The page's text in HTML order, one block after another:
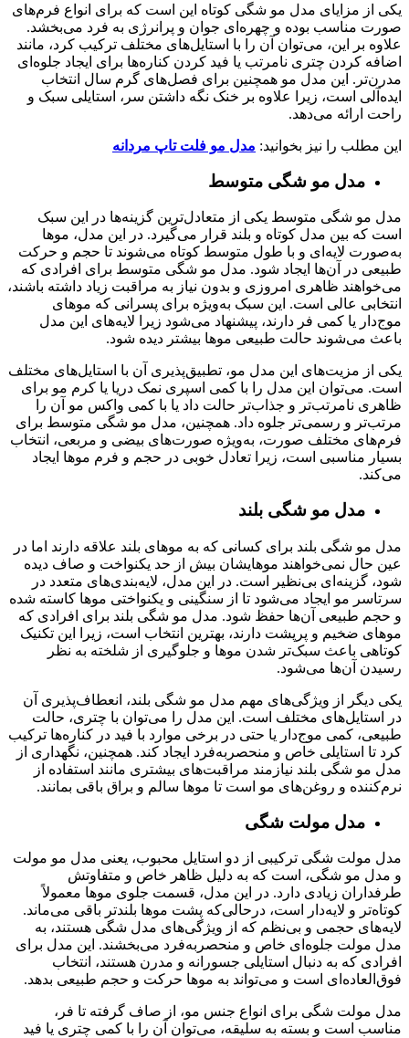
یکی از مزایای مدل مو شگی کوتاه این است که برای انواع فرم‌های
صورت مناسب بوده و چهره‌ای جوان و پرانرژی به فرد می‌بخشد.
علاوه بر این، می‌توان آن را با استایل‌های مختلف ترکیب کرد، مانند
اضافه کردن چتری نامرتب یا فید کردن کناره‌ها برای ایجاد جلوه‌ای
مدرن‌تر. این مدل مو همچنین برای فصل‌های گرم سال انتخاب
ایده‌آلی است، زیرا علاوه بر خنک نگه داشتن سر، استایلی سبک و
راحت ارائه می‌دهد.
این مطلب را نیز بخوانید: مدل مو فلت تاپ مردانه
مدل مو شگی متوسط
مدل مو شگی متوسط یکی از متعادل‌ترین گزینه‌ها در این سبک
است که بین مدل کوتاه و بلند قرار می‌گیرد. در این مدل، موها
به‌صورت لایه‌ای و با طول متوسط کوتاه می‌شوند تا حجم و حرکت
طبیعی در آن‌ها ایجاد شود. مدل مو شگی متوسط برای افرادی که
می‌خواهند ظاهری امروزی و بدون نیاز به مراقبت زیاد داشته باشند،
انتخابی عالی است. این سبک به‌ویژه برای پسرانی که موهای
موج‌دار یا کمی فر دارند، پیشنهاد می‌شود زیرا لایه‌های این مدل
باعث می‌شوند حالت طبیعی موها بیشتر دیده شود.
یکی از مزیت‌های این مدل مو، تطبیق‌پذیری آن با استایل‌های مختلف
است. می‌توان این مدل را با کمی اسپری نمک دریا یا کرم مو برای
ظاهری نامرتب‌تر و جذاب‌تر حالت داد یا با کمی واکس مو آن را
مرتب‌تر و رسمی‌تر جلوه داد. همچنین، مدل مو شگی متوسط برای
فرم‌های مختلف صورت، به‌ویژه صورت‌های بیضی و مربعی، انتخاب
بسیار مناسبی است، زیرا تعادل خوبی در حجم و فرم موها ایجاد
می‌کند.
مدل مو شگی بلند
مدل مو شگی بلند برای کسانی که به موهای بلند علاقه دارند اما در
عین حال نمی‌خواهند موهایشان بیش از حد یکنواخت و صاف دیده
شود، گزینه‌ای بی‌نظیر است. در این مدل، لایه‌بندی‌های متعدد در
سرتاسر مو ایجاد می‌شود تا از سنگینی و یکنواختی موها کاسته شده
و حجم طبیعی آن‌ها حفظ شود. مدل مو شگی بلند برای افرادی که
موهای ضخیم و پرپشت دارند، بهترین انتخاب است، زیرا این تکنیک
کوتاهی باعث سبک‌تر شدن موها و جلوگیری از شلخته به نظر
رسیدن آن‌ها می‌شود.
یکی دیگر از ویژگی‌های مهم مدل مو شگی بلند، انعطاف‌پذیری آن
در استایل‌های مختلف است. این مدل را می‌توان با چتری، حالت
طبیعی، کمی موج‌دار یا حتی در برخی موارد با فید در کناره‌ها ترکیب
کرد تا استایلی خاص و منحصربه‌فرد ایجاد کند. همچنین، نگهداری از
مدل مو شگی بلند نیازمند مراقبت‌های بیشتری مانند استفاده از
نرم‌کننده و روغن‌های مو است تا موها سالم و براق باقی بمانند.
مدل مولت شگی
مدل مولت شگی ترکیبی از دو استایل محبوب، یعنی مدل مو مولت
و مدل مو شگی، است که به دلیل ظاهر خاص و متفاوتش
طرفداران زیادی دارد. در این مدل، قسمت جلوی موها معمولاً
کوتاه‌تر و لایه‌دار است، درحالی‌که پشت موها بلندتر باقی می‌ماند.
لایه‌های حجمی و بی‌نظم که از ویژگی‌های مدل شگی هستند، به
مدل مولت جلوه‌ای خاص و منحصربه‌فرد می‌بخشند. این مدل برای
افرادی که به دنبال استایلی جسورانه و مدرن هستند، انتخاب
فوق‌العاده‌ای است و می‌تواند به موها حرکت و حجم طبیعی بدهد.
مدل مولت شگی برای انواع جنس مو، از صاف گرفته تا فر،
مناسب است و بسته به سلیقه، می‌توان آن را با کمی چتری یا فید